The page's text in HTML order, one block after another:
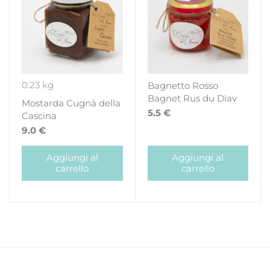
0.23 kg
Mostarda Cugnà della
Cascina
9.0 €
Aggiungi al
carrello
Bagnetto Rosso
Bagnet Rus du Diav
5.5 €
Aggiungi al
carrello